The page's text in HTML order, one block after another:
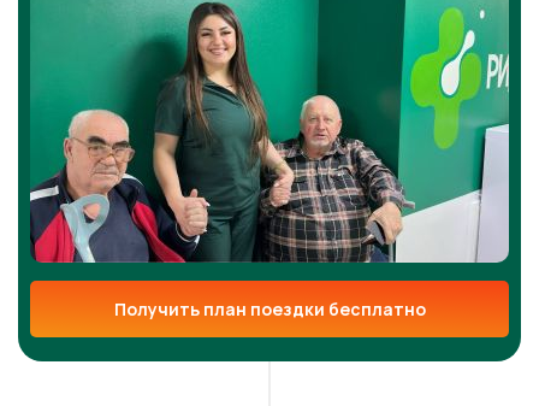
Получить план поездки бесплатно